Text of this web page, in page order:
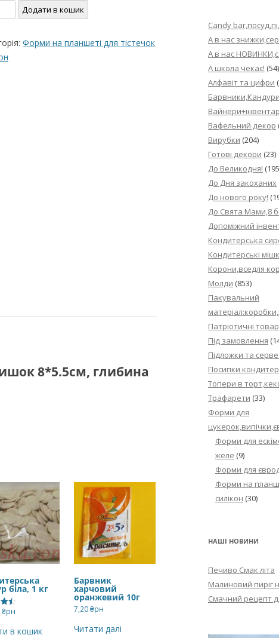
ТОРТУ,РЕЦЕПТ ПРИГОТУВАННЯ
РЕЦЕПТ МАСТИКИ ДЛЯ
ПОКРИТТЯ ТОРТІВ НА ОСНОВІ
РЕЦЕПТ ЛИМОННОГО ПИРОГА З
МИГДАЛЬНЕ ПЕЧИВКО
“ЗГУЩЕНОГО МОЛОКА БАГАТО
НЕ БУВАЄ АБО УЛЮБЛЕНИЙ
ДЕСЕРТ АРГЕНТИНЦІВ”
Додати в кошик
Форми на планшеті для тістечок
8*5.5см, глибина
біла, 1 кг
в
₴рн
в кошик
Барвник
харчовий
оранжевий 10г
7,20₴рн
Читати далі
Candy
А в нас
А в нас
А школа чекає! (54)
Алфавіт та цифри
Вайнери+інвентар
Вафельний декор
Вирубки (204)
Готові декори (23)
До Великодня!
До Дня закоханих
До нового року!
До Свята Мами,8
Допоміжний
Кондитерська
Кондитерські
Корони,вседля
Молди (853)
Пакувальний
Патріотичні
Під замовлення
Підложки та
Посипки
Топери в
Трафарети (33)
Форми для
Форми для
желе (9)
Форми для
Форми на
силікон (30)
НАШІ НОВИНИ
Печиво Смак літа
Малиновий пиріг
Смачний рецепт